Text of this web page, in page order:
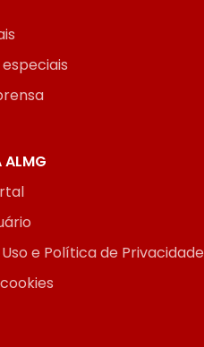
ALMG
e Política de Privacidade